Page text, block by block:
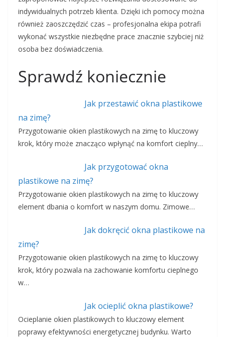
indywidualnych potrzeb klienta. Dzięki ich pomocy można
również zaoszczędzić czas – profesjonalna ekipa potrafi
wykonać wszystkie niezbędne prace znacznie szybciej niż
osoba bez doświadczenia.
Sprawdź koniecznie
Jak przestawić okna plastikowe
na zimę?
Przygotowanie okien plastikowych na zimę to kluczowy
krok, który może znacząco wpłynąć na komfort cieplny…
Jak przygotować okna
plastikowe na zimę?
Przygotowanie okien plastikowych na zimę to kluczowy
element dbania o komfort w naszym domu. Zimowe…
Jak dokręcić okna plastikowe na
zimę?
Przygotowanie okien plastikowych na zimę to kluczowy
krok, który pozwala na zachowanie komfortu cieplnego
w…
Jak ocieplić okna plastikowe?
Ocieplanie okien plastikowych to kluczowy element
poprawy efektywności energetycznej budynku. Warto